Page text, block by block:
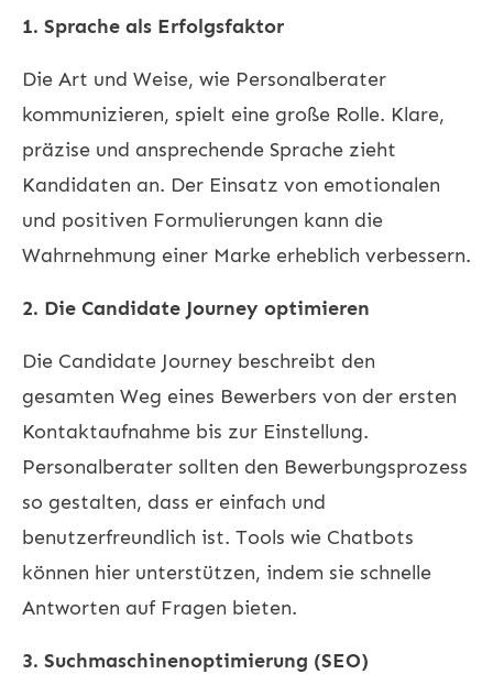
1. Sprache als Erfolgsfaktor
Die Art und Weise, wie Personalberater
kommunizieren, spielt eine große Rolle. Klare,
präzise und ansprechende Sprache zieht
Kandidaten an. Der Einsatz von emotionalen
und positiven Formulierungen kann die
Wahrnehmung einer Marke erheblich verbessern.
2. Die Candidate Journey optimieren
Die Candidate Journey beschreibt den
gesamten Weg eines Bewerbers von der ersten
Kontaktaufnahme bis zur Einstellung.
Personalberater sollten den Bewerbungsprozess
so gestalten, dass er einfach und
benutzerfreundlich ist. Tools wie Chatbots
können hier unterstützen, indem sie schnelle
Antworten auf Fragen bieten.
3. Suchmaschinenoptimierung (SEO)